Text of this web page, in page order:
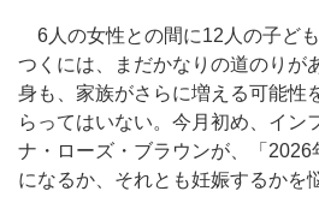
6人の女性との間に12人の子ど
つくには、まだかなりの道のりが
身も、家族がさらに増える可能性
らってはいない。今月初め、イン
ナ・ローズ・ブラウンが、「2026
になるか、それとも妊娠するかを